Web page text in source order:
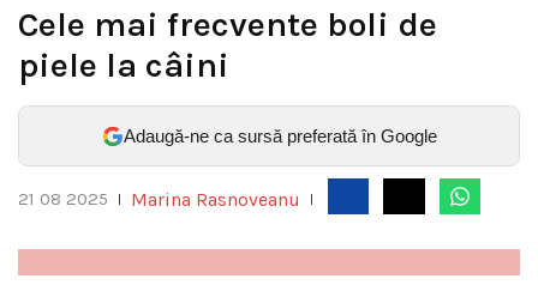
Cele mai frecvente boli de
piele la câini
Adaugă-ne ca sursă preferată în Google
21 08 2025 Marina Rasnoveanu